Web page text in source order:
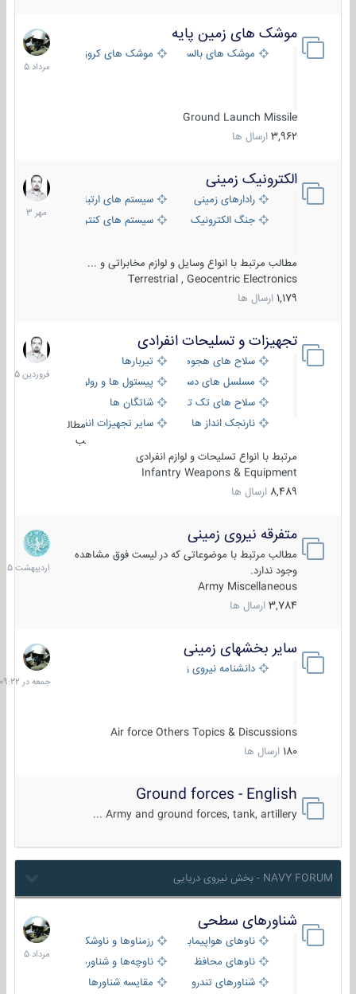
موشک های زمین پایه
موشک های بالستیک موشک های کروز
Ground Launch Missile
3,962 ارسال ها
2
مرداد
1405
الکترونیک زمینی
رادارهای زمینی
سیستم های ارتباطی و جمع آوری
جنگ الکترونیک
سیستم های کنترل آتش و تجهیزات
مطالب مرتبط با انواع وسایل و لوازم مخابراتی و ...
Terrestrial , Geocentric Electronics
1,179 ارسال ها
1
مهر
1403
تجهیزات و تسلیحات انفرادی
سلاح های هجومی
تیربارها
مسلسل های دستی
پیستول ها و رولورها
سلاح های تک تیر اندازیشاتگان ها
نارنجک انداز ها
سایر تجهیزات انفرادی
مطال
ب
مرتبط با انواع تسلیحات و لوازم انفرادی
Infantry Weapons & Equipment
8,489 ارسال ها
17
فروردین
1405
متفرقه نیروی زمینی
مطالب مرتبط با موضوعاتی که در لیست فوق مشاهده
وجود ندارد.
Army Miscellaneous
3,784 ارسال ها
27
1405
سایر بخشهای زمینی
دانشنامه نیروی زمینی
Air force Others Topics & Discussions
180 ارسال ها
جمعه
در
09:22
Ground forces - English
Army and ground forces, tank, artillery ...
NAVY FORUM - بخش نیروی دریایی
شناورهای سطحی
ناوهای هواپیمابر و بالگرد بررزمناوها و ناوشکن‌ها
ناوهای محافظ
ناوچه‌ها و شناورهای گشتی
شناورهای تندرو
مقایسه شناورها
2
مرداد
1405